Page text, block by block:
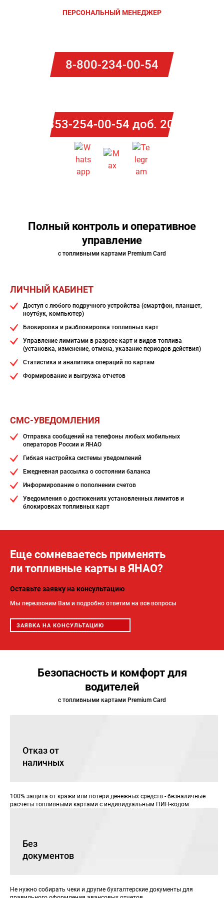
ПЕРСОНАЛЬНЫЙ МЕНЕДЖЕР
8-800-234-00-54
8-353-254-00-54 доб. 2014
Полный контроль и оперативное
управление
с топливными картами Premium Card
ЛИЧНЫЙ КАБИНЕТ
Доступ с любого подручного устройства (смартфон, планшет,
ноутбук, компьютер)
Блокировка и разблокировка топливных карт
Управление лимитами в разрезе карт и видов топлива
(установка, изменение, отмена, указание периодов действия)
Статистика и аналитика операций по картам
Формирование и выгрузка отчетов
СМС-УВЕДОМЛЕНИЯ
Отправка сообщений на телефоны любых мобильных
операторов России и ЯНАО
Гибкая настройка системы уведомлений
Ежедневная рассылка о состоянии баланса
Информирование о пополнении счетов
Уведомления о достижениях установленных лимитов и
блокировках топливных карт
Еще сомневаетесь применять
ли топливные карты в ЯНАО?
Оставьте заявку на консультацию
Мы перезвоним Вам и подробно ответим на все вопросы
ЗАЯВКА НА КОНСУЛЬТАЦИЮ
Безопасность и комфорт для
водителей
с топливными картами Premium Card
Отказ от
наличных
100% защита от кражи или потери денежных средств - безналичные
расчеты топливными картами с индивидуальным ПИН-кодом
Без
документов
Не нужно собирать чеки и другие бухгалтерские документы для